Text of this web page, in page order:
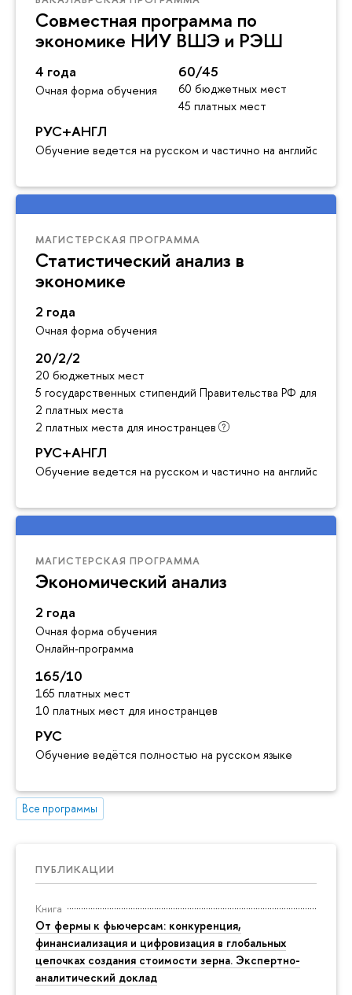
Совместная программа по
экономике НИУ ВШЭ и РЭШ
4 года
Очная форма обучения
60/45
60 бюджетных мест
45 платных мест
РУС+АНГЛ
Обучение ведется на русском и частично на английском
МАГИСТЕРСКАЯ ПРОГРАММА
Статистический анализ в
экономике
2 года
Очная форма обучения
20/2/2
20 бюджетных мест
5 государственных стипендий Правительства РФ для
2 платных места
2 платных места для иностранцев
РУС+АНГЛ
Обучение ведется на русском и частично на английском
МАГИСТЕРСКАЯ ПРОГРАММА
Экономический анализ
2 года
Очная форма обучения
Онлайн-программа
165/10
165 платных мест
10 платных мест для иностранцев
РУС
Обучение ведётся полностью на русском языке
Все программы
ПУБЛИКАЦИИ
Книга
От фермы к фьючерсам: конкуренция,
финансиализация и цифровизация в глобальных
цепочках создания стоимости зерна. Экспертно-
аналитический доклад